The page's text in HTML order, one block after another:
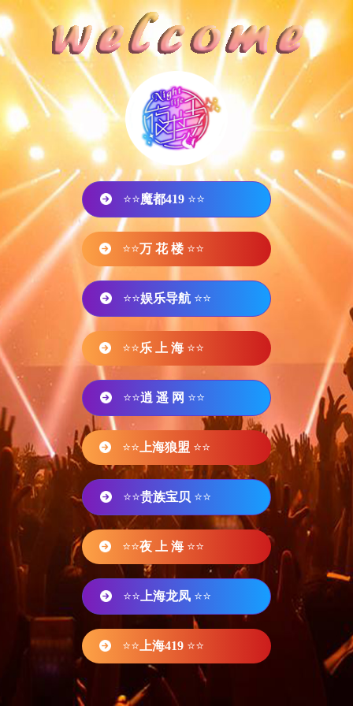
⭐⭐魔都419 ⭐⭐
⭐⭐万 花 楼 ⭐⭐
⭐⭐娱乐导航 ⭐⭐
⭐⭐乐 上 海 ⭐⭐
⭐⭐逍 遥 网 ⭐⭐
⭐⭐ 上海狼盟 ⭐⭐
⭐⭐贵族宝贝 ⭐⭐
⭐⭐夜 上 海 ⭐⭐
⭐⭐ 上海龙凤 ⭐⭐
⭐⭐ 上海419 ⭐⭐